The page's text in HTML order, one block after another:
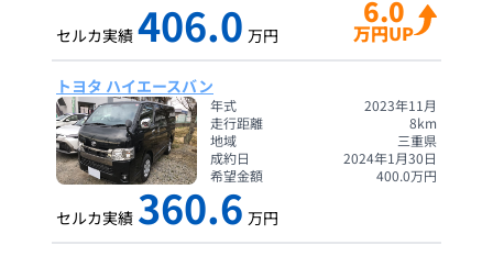
セルカ実績 406.0 万円
6.0
万円UP
トヨタ ハイエースバン
年式
2023年11月
走行距離
8km
地域
三重県
成約日
2024年1月30日
希望金額
400.0万円
セルカ実績 360.6 万円